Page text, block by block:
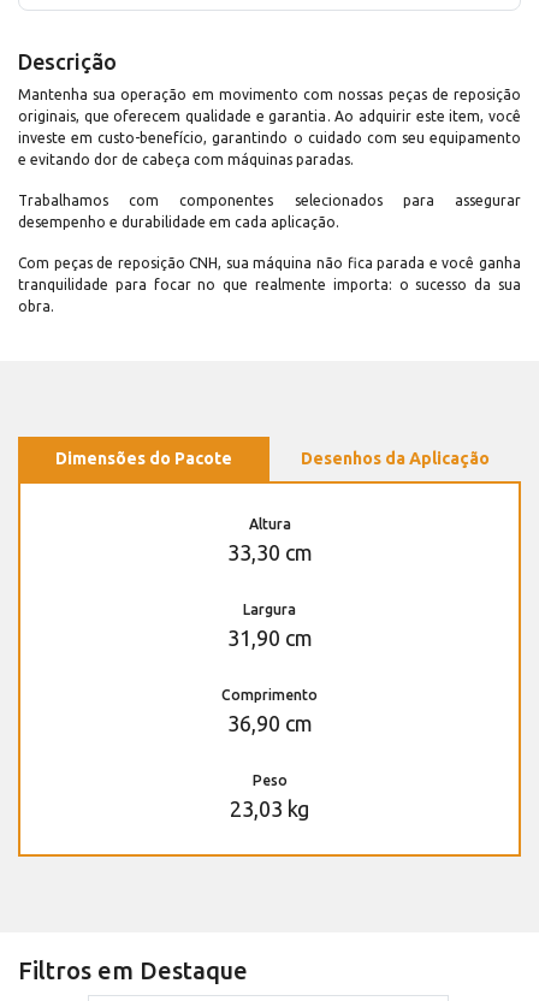
Descrição
Mantenha sua operação em movimento com nossas peças de reposição
originais, que oferecem qualidade e garantia. Ao adquirir este item, você
investe em custo-benefício, garantindo o cuidado com seu equipamento
e evitando dor de cabeça com máquinas paradas.
Trabalhamos com componentes selecionados para assegurar
desempenho e durabilidade em cada aplicação.
Com peças de reposição CNH, sua máquina não fica parada e você ganha
tranquilidade para focar no que realmente importa: o sucesso da sua
obra.
Dimensões do Pacote Desenhos da Aplicação
Altura
33,30 cm
Largura
31,90 cm
Comprimento
36,90 cm
Peso
23,03 kg
Filtros em Destaque